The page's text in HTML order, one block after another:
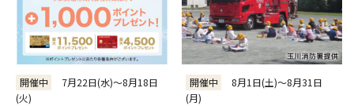
催会場 [本館タカシマヤ6F]
アートサロン[本館タカシマヤ5F]
玉川タカシマヤ食料品フロア[本館タカシマヤB1フーズシティ]
全件表示
16
17 18 19 20 21
22
23
24 25 26 27 28
29
30
31
～ 絞り込む
開催中
7月22日(水)～8月18日
(火)
開催中
8月1日(土)～8月31日
(月)